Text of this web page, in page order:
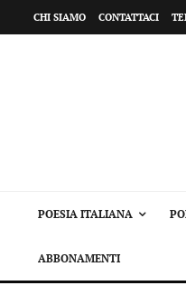
CHI SIAMO CONTATTACI
POESIA ITALIANA
ABBONAMENTI